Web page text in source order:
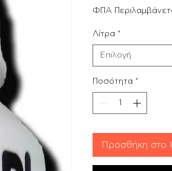
ΦΠΑ
Λίτρα *
Επιλογή
Ποσότητα *
Προσθήκη στο